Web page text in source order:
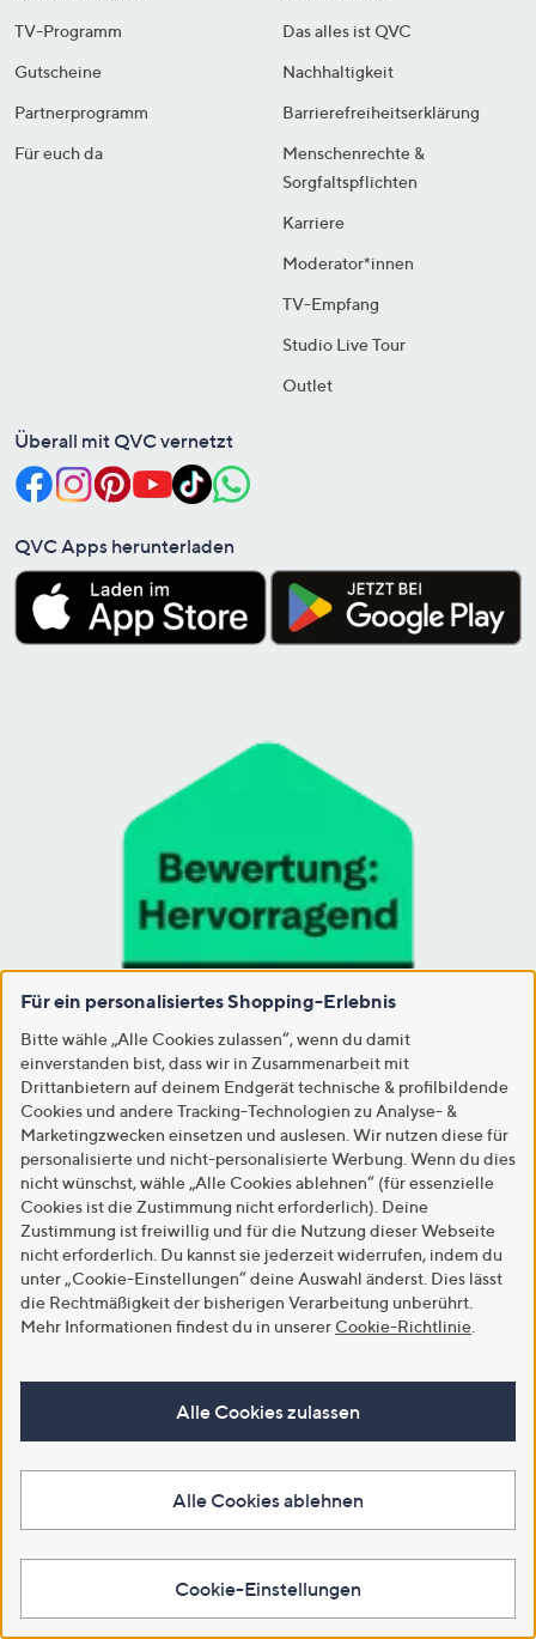
TV-Programm
Gutscheine
Partnerprogramm
Für euch da
Das alles ist QVC
Nachhaltigkeit
Barrierefreiheitserklärung
Menschenrechte &
Sorgfaltspflichten
Karriere
Moderator*innen
TV-Empfang
Studio Live Tour
Outlet
Überall mit QVC vernetzt
QVC Apps herunterladen
International
USA
Großbritannien Italien Japan
Für die Richtigkeit der Angaben übernehmen wir keine
Gewähr. Bitte beachte auch folgende
AGB, dieDatenschutzbestimmungen, dieCommunity
Standardsund dasImpressum
Die QVC Group
Frontgate Garnet Hill
grandin road
Für ein personalisiertes Shopping-Erlebnis
Bitte wähle „Alle Cookies zulassen“, wenn du damit
einverstanden bist, dass wir in Zusammenarbeit mit
Drittanbietern auf deinem Endgerät technische & profilbildende
Cookies und andere Tracking-Technologien zu Analyse- &
Marketingzwecken einsetzen und auslesen. Wir nutzen diese für
personalisierte und nicht-personalisierte Werbung. Wenn du dies
nicht wünschst, wähle „Alle Cookies ablehnen“ (für essenzielle
Cookies ist die Zustimmung nicht erforderlich). Deine
Zustimmung ist freiwillig und für die Nutzung dieser Webseite
nicht erforderlich. Du kannst sie jederzeit widerrufen, indem du
unter „Cookie-Einstellungen“ deine Auswahl änderst. Dies lässt
die Rechtmäßigkeit der bisherigen Verarbeitung unberührt.
Mehr Informationen findest du in unserer Cookie-Richtlinie
Alle Cookies zulassen
Alle Cookies ablehnen
Cookie-Einstellungen